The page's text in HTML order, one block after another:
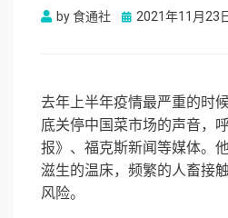
by食通社
Posted
2021年11月23
去年上半年疫情最严重的时
底关停中国菜市场的声音，
报》、福克斯新闻等媒体。
滋生的温床，频繁的人畜接
风险。